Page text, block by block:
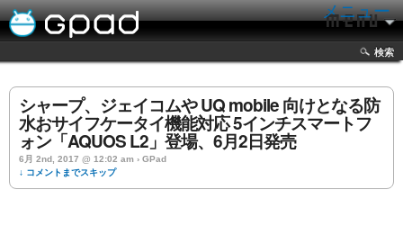
メニュー
検索
シャープ、ジェイコムや UQ mobile 向けとなる防
水おサイフケータイ機能対応 5インチスマートフ
ォン「AQUOS L2」登場、6月2日発売
6月 2nd, 2017 @ 12:02 am › GPad
↓ コメントまでスキップ